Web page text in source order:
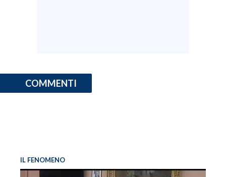
COMMENTI
IL FENOMENO